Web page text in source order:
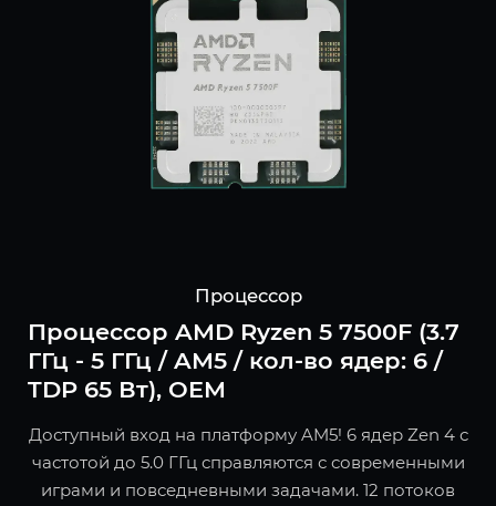
Процессор
Процессор AMD Ryzen 5 7500F (3.7
ГГц - 5 ГГц / AM5 / кол-во ядер: 6 /
TDP 65 Вт), OEM
Доступный вход на платформу AM5! 6 ядер Zen 4 с
частотой до 5.0 ГГц справляются с современными
играми и повседневными задачами. 12 потоков